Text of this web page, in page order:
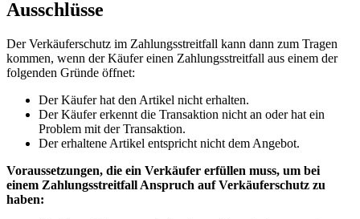
Ausschlüsse
Der Verkäuferschutz im Zahlungsstreitfall kann dann zum Tragen
kommen, wenn der Käufer einen Zahlungsstreitfall aus einem der
folgenden Gründe öffnet:
Der Käufer hat den Artikel nicht erhalten.
Der Käufer erkennt die Transaktion nicht an oder hat ein
Problem mit der Transaktion.
Der erhaltene Artikel entspricht nicht dem Angebot.
Voraussetzungen, die ein Verkäufer erfüllen muss, um bei
einem Zahlungsstreitfall Anspruch auf Verkäuferschutz zu
haben: